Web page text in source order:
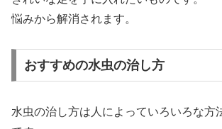
悩みから解消されます。
おすすめの水虫の治し方
水虫の治し方は人によっていろいろな方